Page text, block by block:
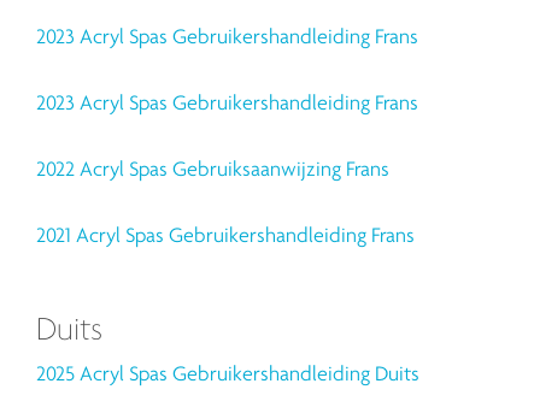
2023 Acryl Spas Gebruikershandleiding Frans
2023 Acryl Spas Gebruikershandleiding Frans
2022 Acryl Spas Gebruiksaanwijzing Frans
2021 Acryl Spas Gebruikershandleiding Frans
Duits
2025 Acryl Spas Gebruikershandleiding Duits